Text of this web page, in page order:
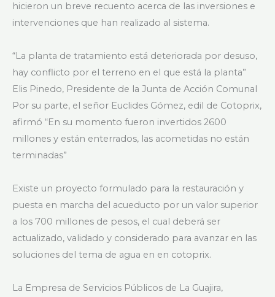
hicieron un breve recuento acerca de las inversiones e
intervenciones que han realizado al sistema.
“La planta de tratamiento está deteriorada por desuso,
hay conflicto por el terreno en el que está la planta”
Elis Pinedo, Presidente de la Junta de Acción Comunal
Por su parte, el señor Euclides Gómez, edil de Cotoprix,
afirmó “En su momento fueron invertidos 2600
millones y están enterrados, las acometidas no están
terminadas”
Existe un proyecto formulado para la restauración y
puesta en marcha del acueducto por un valor superior
a los 700 millones de pesos, el cual deberá ser
actualizado, validado y considerado para avanzar en las
soluciones del tema de agua en en cotoprix.
La Empresa de Servicios Públicos de La Guajira,